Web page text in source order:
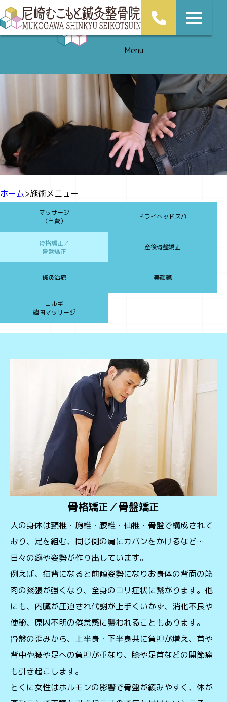
施術メニュー
Menu
ホーム 施術メニュー
マッサージ
（自費）
ドライヘッドスパ
骨格矯正／
骨盤矯正
産後骨盤矯正
鍼灸治療 美顔鍼
コルギ
韓国マッサージ
骨格矯正／骨盤矯正
人の身体は頸椎・胸椎・腰椎・仙椎・骨盤で構成されて
おり、足を組む、同じ側の肩にカバンをかけるなど…
日々の癖や姿勢が作り出しています。
例えば、猫背になると前傾姿勢になりお身体の背面の筋
肉の緊張が強くなり、全身のコリ症状に繋がります。他
にも、内臓が圧迫され代謝が上手くいかず、消化不良や
便秘、原因不明の倦怠感に襲われることもあります。
骨盤の歪みから、上半身・下半身共に負担が増え、首や
背中や腰や足への負担が重なり、膝や足首などの関節痛
も引き起こします。
とくに女性はホルモンの影響で骨盤が緩みやすく、体が